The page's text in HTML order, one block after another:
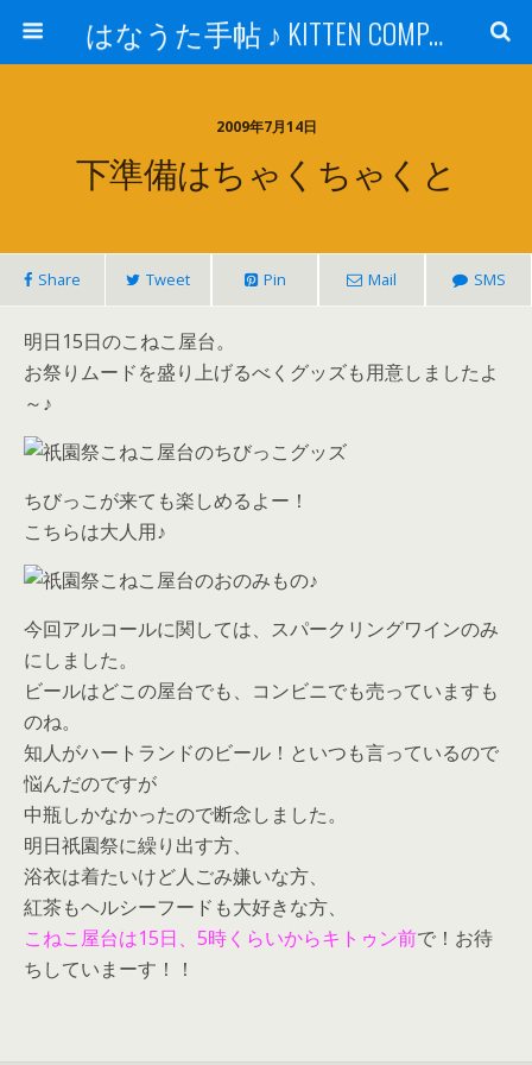
はなうた手帖 ♪ KITTEN COMPANY
2009年7月14日
下準備はちゃくちゃくと
Share Tweet Pin Mail SMS
明日15日のこねこ屋台。
お祭りムードを盛り上げるべくグッズも用意しましたよ
～♪
ちびっこが来ても楽しめるよー！
こちらは大人用♪
今回アルコールに関しては、スパークリングワインのみ
にしました。
ビールはどこの屋台でも、コンビニでも売っていますも
のね。
知人がハートランドのビール！といつも言っているので
悩んだのですが
中瓶しかなかったので断念しました。
明日祇園祭に繰り出す方、
浴衣は着たいけど人ごみ嫌いな方、
紅茶もヘルシーフードも大好きな方、
こねこ屋台は15日、5時くらいからキトゥン前で！お待
ちしていまーす！！